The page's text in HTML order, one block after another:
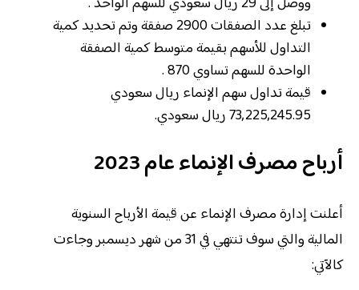
تبلغ عدد الصفقات 2900 صفقة وتم تحديد كمية
التداول للأسهم بقيمة متوسط كمية الصفقة
الواحدة للسهم تساوي 870 .
قيمة تداول سهم الإنماء ريال سعودي
73,225,245.95 ريال سعودي.
أرباح مصرف الإنماء عام 2023
أعلنت إدارة مصرف الإنماء عن قيمة الأرباح السنوية
المالية والتي سوف تنتهي في 31 من شهر ديسمبر وجاءت
كالآتي: